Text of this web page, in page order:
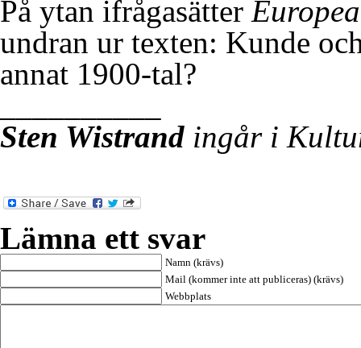
På ytan ifrågasätter
undran ur texten: Kunde
annat 1900-tal?
Sten Wistrand ingår i
Lämna ett svar
Namn (krävs)
Mail (kommer inte att publiceras) (krävs)
Webbplats